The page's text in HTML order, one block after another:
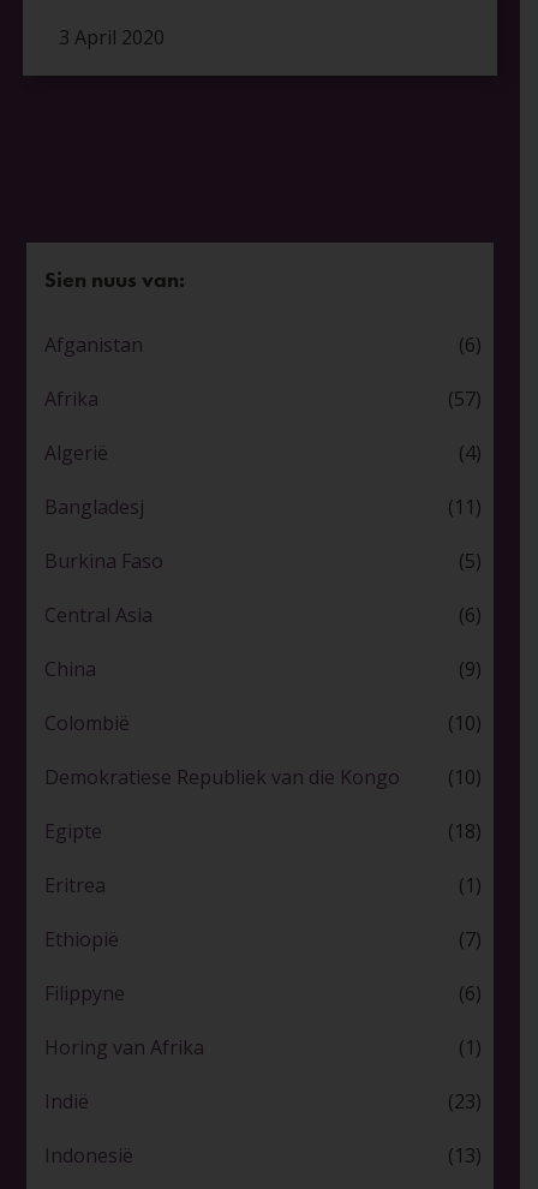
3 April 2020
Sien nuus van:
Afganistan (6)
Afrika (57)
Algerië (4)
Bangladesj (11)
Burkina Faso (5)
Central Asia (6)
China (9)
Colombië (10)
Demokratiese Republiek van die Kongo (10)
Egipte (18)
Eritrea (1)
Ethiopië (7)
Filippyne (6)
Horing van Afrika (1)
Indië (23)
Indonesië (13)